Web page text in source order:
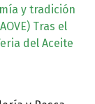
y tradición
Tras el
del Aceite